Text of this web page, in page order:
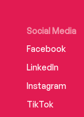
‘Totally
Chamberlain
Social Media
Facebook
LinkedIn
Instagram
TikTok